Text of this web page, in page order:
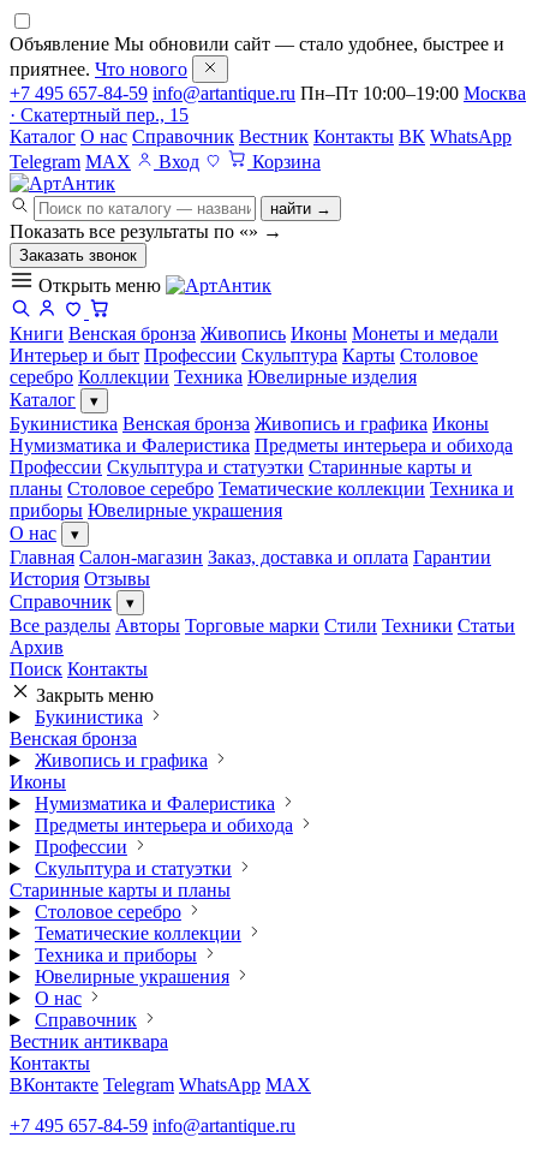
Объявление Мы обновили сайт — стало удобнее, быстрее и
приятнее. Что нового
+7 495 657-84-59 info@artantique.ru Пн–Пт 10:00–19:00 Москва
· Скатертный пер., 15
Каталог О нас Справочник Вестник Контакты ВК WhatsApp
Telegram MAX Вход Корзина
найти →
Показать все результаты по «» →
Заказать звонок
Открыть меню
Книги Венская бронза Живопись Иконы Монеты и медали
Интерьер и быт Профессии Скульптура Карты Столовое
серебро Коллекции Техника Ювелирные изделия
Каталог
▾
Букинистика Венская бронза Живопись и графика Иконы
Нумизматика и Фалеристика Предметы интерьера и обихода
Профессии Скульптура и статуэтки Старинные карты и
планы Столовое серебро Тематические коллекции Техника и
приборы Ювелирные украшения
О нас
▾
Главная Салон-магазин Заказ, доставка и оплата Гарантии
История Отзывы
Справочник
▾
Все разделы Авторы Торговые марки Стили Техники Статьи
Архив
Поиск Контакты
Закрыть меню
Букинистика
Венская бронза
Живопись и графика
Иконы
Нумизматика и Фалеристика
Предметы интерьера и обихода
Профессии
Скульптура и статуэтки
Старинные карты и планы
Столовое серебро
Тематические коллекции
Техника и приборы
Ювелирные украшения
О нас
Справочник
Вестник антиквара
Контакты
ВКонтакте Telegram WhatsApp MAX
+7 495 657-84-59 info@artantique.ru